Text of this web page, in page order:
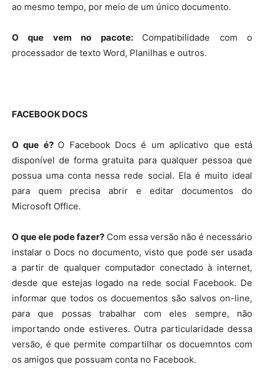
ao mesmo tempo, por meio de um único documento.
O que vem no pacote: Compatibilidade com o
processador de texto Word, Planilhas e outros.
FACEBOOK DOCS
O que é? O Facebook Docs é um aplicativo que está
disponível de forma gratuita para qualquer pessoa que
possua uma conta nessa rede social. Ela é muito ideal
para quem precisa abrir e editar documentos do
Microsoft Office.
O que ele pode fazer? Com essa versão não é necessário
instalar o Docs no documento, visto que pode ser usada
a partir de qualquer computador conectado à internet,
desde que estejas logado na rede social Facebook. De
informar que todos os docuementos são salvos on-line,
para que possas trabalhar com eles sempre, não
importando onde estiveres. Outra particularidade dessa
versão, é que permite compartilhar os docuemntos com
os amigos que possuam conta no Facebook.